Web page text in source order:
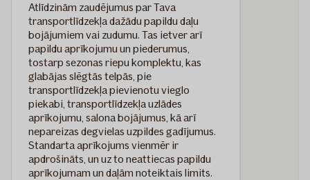
Atlīdzinām zaudējumus par Tava
transportlīdzekļa dažādu papildu daļu
bojājumiem vai zudumu. Tas ietver arī
papildu aprīkojumu un piederumus,
tostarp sezonas riepu komplektu, kas
glabājas slēgtās telpās, pie
transportlīdzekļa pievienotu vieglo
piekabi, transportlīdzekļa uzlādes
aprīkojumu, salona bojājumus, kā arī
nepareizas degvielas uzpildes gadījumus.
Standarta aprīkojums vienmēr ir
apdrošināts, un uz to neattiecas papildu
aprīkojumam un daļām noteiktais limits.